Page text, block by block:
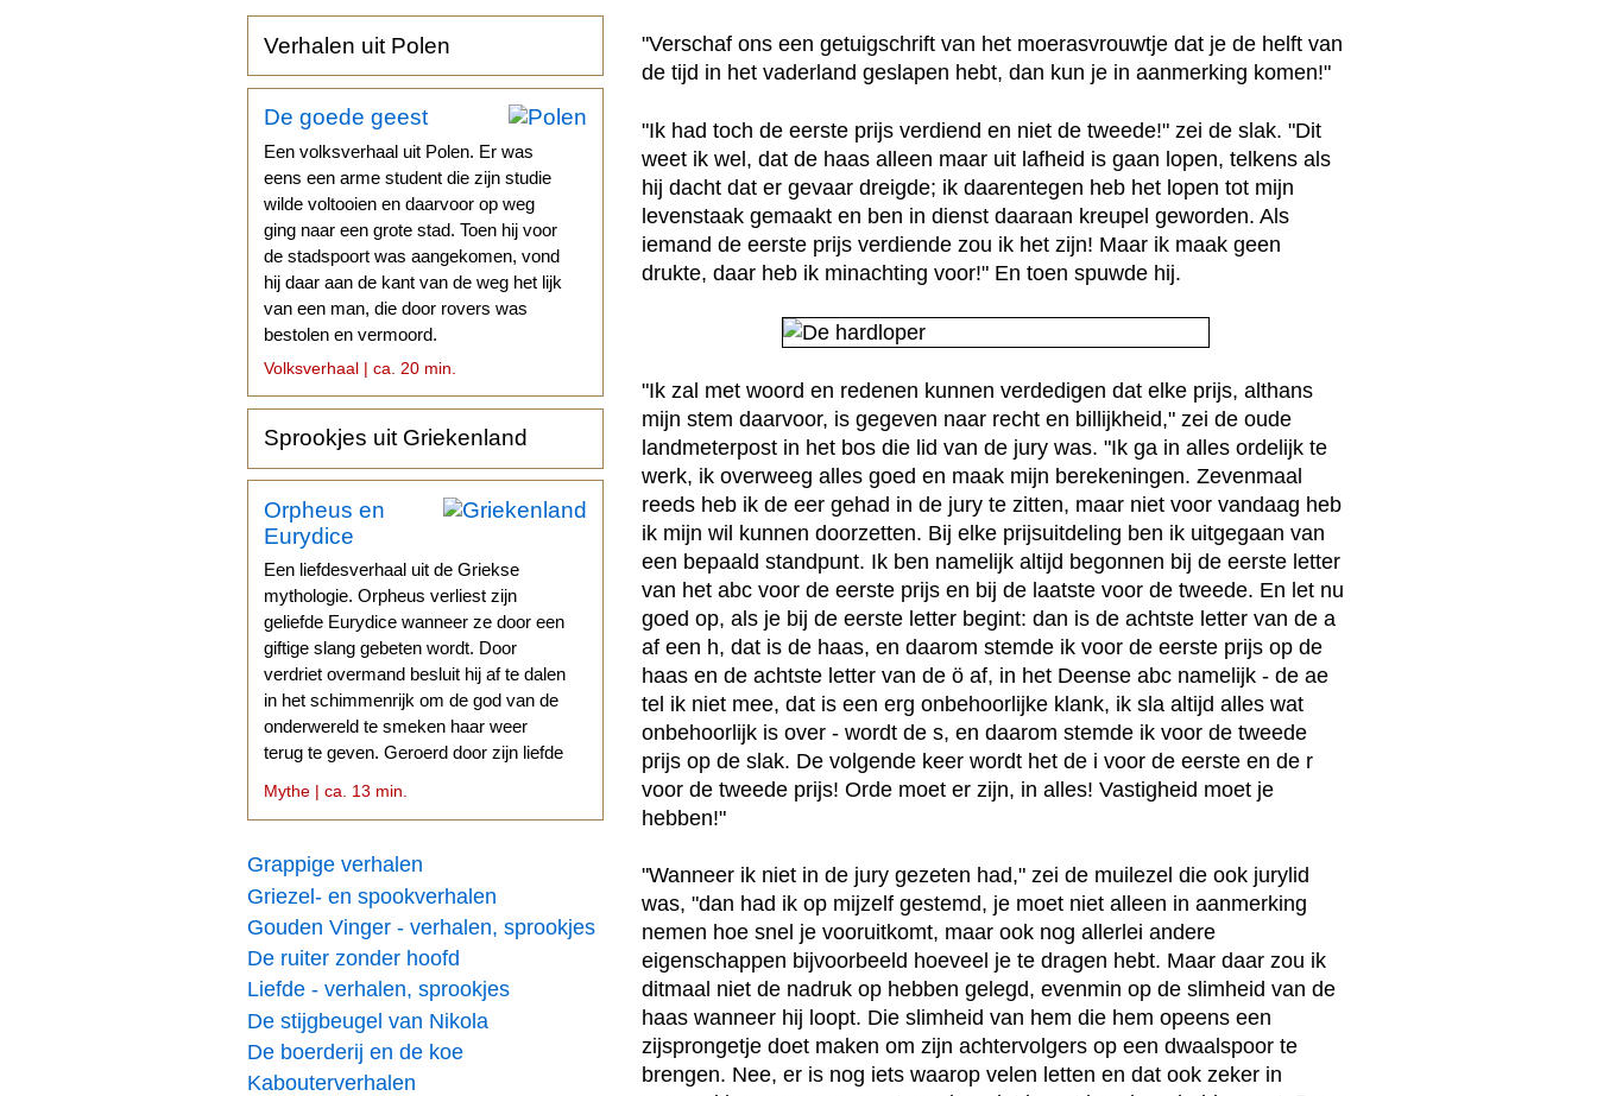
Verhalen uit Polen
De goede geest
Een volksverhaal uit Polen. Er was
eens een arme student die zijn studie
wilde voltooien en daarvoor op weg
ging naar een grote stad. Toen hij voor
de stadspoort was aangekomen, vond
hij daar aan de kant van de weg het lijk
van een man, die door rovers was
bestolen en vermoord.
Volksverhaal | ca. 20 min.
Sprookjes uit Griekenland
Orpheus en
Eurydice
Een liefdesverhaal uit de Griekse
mythologie. Orpheus verliest zijn
geliefde Eurydice wanneer ze door een
giftige slang gebeten wordt. Door
verdriet overmand besluit hij af te dalen
in het schimmenrijk om de god van de
onderwereld te smeken haar weer
terug te geven. Geroerd door zijn liefde
Mythe | ca. 13 min.
Grappige verhalen
Griezel- en spookverhalen
Gouden Vinger - verhalen, sprookjes
De ruiter zonder hoofd
Liefde - verhalen, sprookjes
De stijgbeugel van Nikola
De boerderij en de koe
Kabouterverhalen
"Verschaf ons een getuigschrift van het moerasvrouwtje dat je de helft van
de tijd in het vaderland geslapen hebt, dan kun je in aanmerking komen!"
"Ik had toch de eerste prijs verdiend en niet de tweede!" zei de slak. "Dit
weet ik wel, dat de haas alleen maar uit lafheid is gaan lopen, telkens als
hij dacht dat er gevaar dreigde; ik daarentegen heb het lopen tot mijn
levenstaak gemaakt en ben in dienst daaraan kreupel geworden. Als
iemand de eerste prijs verdiende zou ik het zijn! Maar ik maak geen
drukte, daar heb ik minachting voor!" En toen spuwde hij.
"Ik zal met woord en redenen kunnen verdedigen dat elke prijs, althans
mijn stem daarvoor, is gegeven naar recht en billijkheid," zei de oude
landmeterpost in het bos die lid van de jury was. "Ik ga in alles ordelijk te
werk, ik overweeg alles goed en maak mijn berekeningen. Zevenmaal
reeds heb ik de eer gehad in de jury te zitten, maar niet voor vandaag heb
ik mijn wil kunnen doorzetten. Bij elke prijsuitdeling ben ik uitgegaan van
een bepaald standpunt. Ik ben namelijk altijd begonnen bij de eerste letter
van het abc voor de eerste prijs en bij de laatste voor de tweede. En let nu
goed op, als je bij de eerste letter begint: dan is de achtste letter van de a
af een h, dat is de haas, en daarom stemde ik voor de eerste prijs op de
haas en de achtste letter van de ö af, in het Deense abc namelijk - de ae
tel ik niet mee, dat is een erg onbehoorlijke klank, ik sla altijd alles wat
onbehoorlijk is over - wordt de s, en daarom stemde ik voor de tweede
prijs op de slak. De volgende keer wordt het de i voor de eerste en de r
voor de tweede prijs! Orde moet er zijn, in alles! Vastigheid moet je
hebben!"
"Wanneer ik niet in de jury gezeten had," zei de muilezel die ook jurylid
was, "dan had ik op mijzelf gestemd, je moet niet alleen in aanmerking
nemen hoe snel je vooruitkomt, maar ook nog allerlei andere
eigenschappen bijvoorbeeld hoeveel je te dragen hebt. Maar daar zou ik
ditmaal niet de nadruk op hebben gelegd, evenmin op de slimheid van de
haas wanneer hij loopt. Die slimheid van hem die hem opeens een
zijsprongetje doet maken om zijn achtervolgers op een dwaalspoor te
brengen. Nee, er is nog iets waarop velen letten en dat ook zeker in